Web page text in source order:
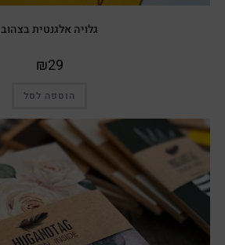
גלויה אלגנטית בצהוב
₪29
הוספה לסל